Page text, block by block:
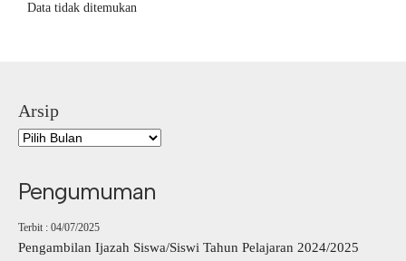
Data tidak ditemukan
Arsip
Pengumuman
Terbit : 04/07/2025
Pengambilan Ijazah Siswa/Siswi Tahun Pelajaran 2024/2025